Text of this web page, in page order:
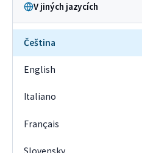
V jiných jazycích
Čeština
English
Italiano
Français